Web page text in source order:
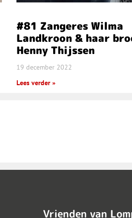
#81 Zangeres Wilma
Landkroon & haar
Henny Thijssen
19 december 2022
Lees verder »
Vrienden van